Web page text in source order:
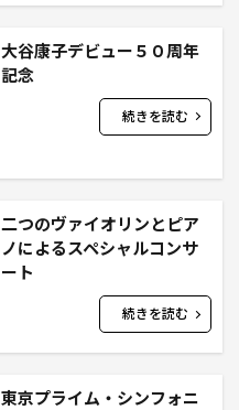
大谷康子デビュー５０周年
記念
続きを読む
二つのヴァイオリンとピア
ノによるスペシャルコンサ
ート
続きを読む
東京プライム・シンフォニ